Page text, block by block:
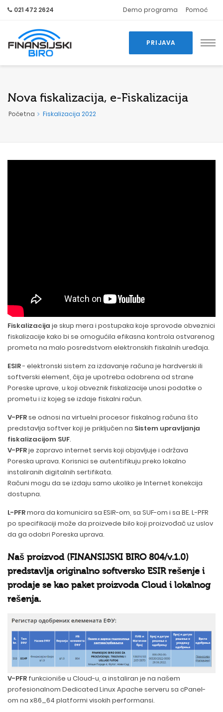
021 472 2624 Demo programa Pomoć
PRIJAVA
Nova fiskalizacija, e-Fiskalizacija
Početna Fiskalizacija 2022
Fiskalizacija je skup mera i postupaka koje sprovode obveznici
fiskalizacije kako bi se omogućila efikasna kontrola ostvarenog
prometa na malo posredstvom elektronskih fiskalnih uređaja.
ESIR- elektronski sistem za izdavanje računa je hardverski ili
softverski element, čija je upotreba odobrena od strane
Poreske uprave, u koji obveznik fiskalizacije unosi podatke o
prometu i iz kojeg se izdaje fiskalni račun.
V-PFR se odnosi na virtuelni procesor fiskalnog računa što
predstavlja softver koji je priključen na Sistem upravljanja
fiskalizacijom SUF.
V-PFRje zapravo internet servis koji objavljuje i održava
Poreska uprava. Korisnici se autentifikuju preko lokalno
instaliranih digitalnih sertifikata.
Računi mogu da se izdaju samo ukoliko je Internet konekcija
dostupna.
L-PFRmora da komunicira sa ESIR-om, sa SUF-om i sa BE. L-PFR
po specifikaciji može da proizvede bilo koji proizvođač uz uslov
da ga odobri Poreska uprava.
Naš proizvod (FINANSIJSKI BIRO 804/v.1.0)
predstavlja originalno softversko ESIR rešenje i
prodaje se kao paket proizvoda Cloud i lokalnog
rešenja.
V-PFR funkcioniše u Cloud-u, a instaliran je na našem
profesionalnom Dedicated Linux Apache serveru sa cPanel-
om na x86_64 platformi visokih performansi.